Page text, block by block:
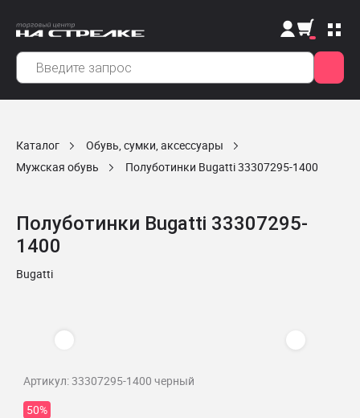
Каталог
Обувь, сумки, аксессуары
Мужская обувь
Полуботинки Bugatti 33307295-1400
Полуботинки Bugatti 33307295-
1400
Bugatti
Артикул: 33307295-1400 черный
50%